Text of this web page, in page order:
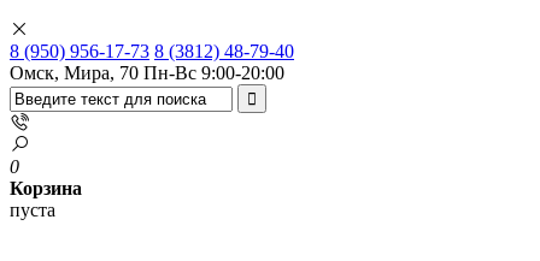
8 (950) 956-17-73 8 (3812) 48-79-40
Омск, Мира, 70 Пн-Вс 9:00-20:00
0
Корзина
пуста